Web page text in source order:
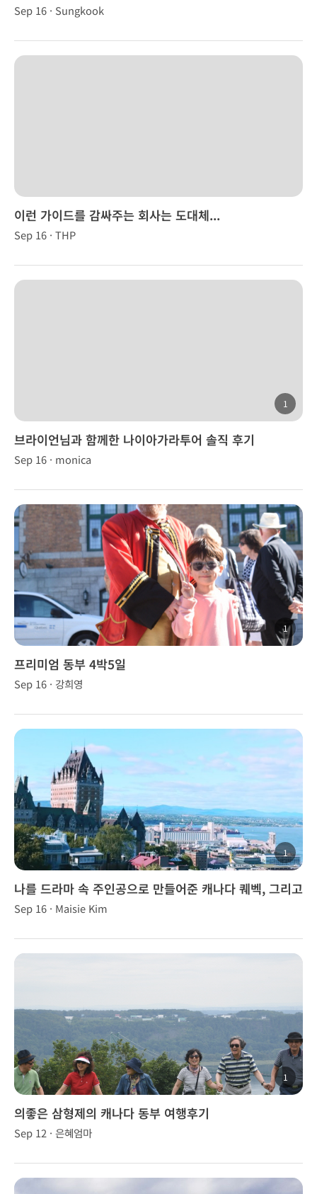
Sep 16 · Sungkook
이런 가이드를 감싸주는 회사는 도대체...
Sep 16 · THP
1
브라이언님과 함께한 나이아가라투어 솔직 후기
Sep 16 · monica
1
프리미엄 동부 4박5일
Sep 16 · 강희영
1
나를 드라마 속 주인공으로 만들어준 캐나다 퀘벡, 그리고
브니 가이드님
Sep 16 · Maisie Kim
1
의좋은 삼형제의 캐나다 동부 여행후기
Sep 12 · 은혜엄마